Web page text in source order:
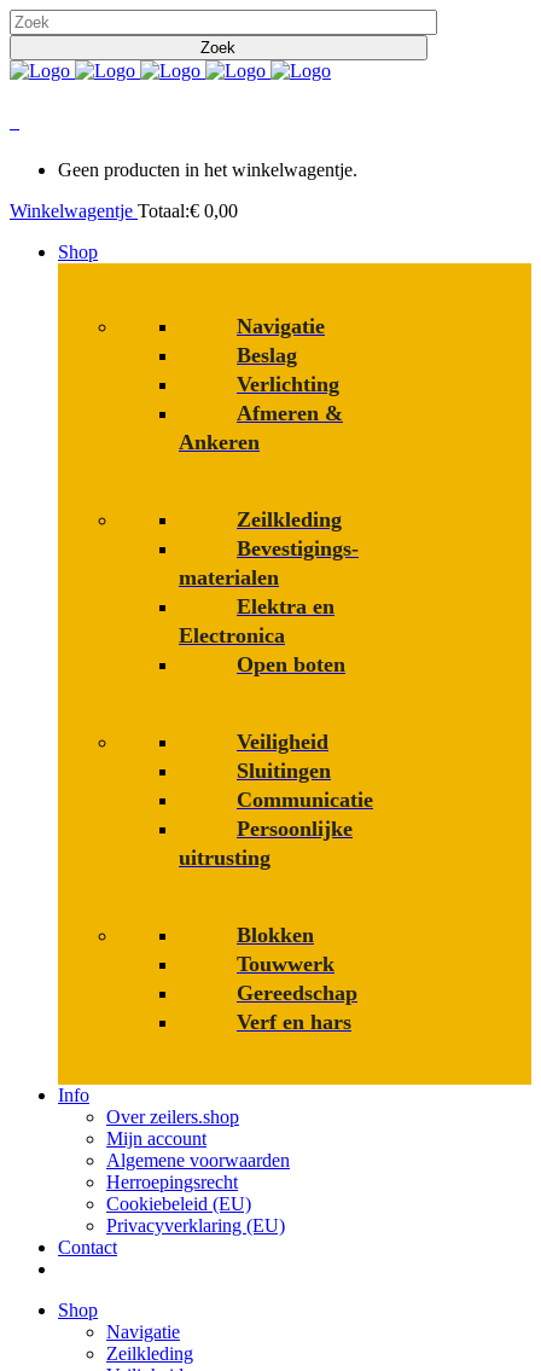
Geen producten in het winkelwagentje.
Winkelwagentje Totaal:€ 0,00
Shop
Navigatie
Beslag
Verlichting
Afmeren &
Ankeren
Zeilkleding
Bevestigings­­
materialen
Elektra en
Electronica
Open boten
Veiligheid
Sluitingen
Communicatie
Persoonlijke
uitrusting
Blokken
Touwwerk
Gereedschap
Verf en hars
Info
Over zeilers.shop
Mijn account
Algemene voorwaarden
Herroepingsrecht
Cookiebeleid (EU)
Privacyverklaring (EU)
Contact
Shop
Navigatie
Zeilkleding